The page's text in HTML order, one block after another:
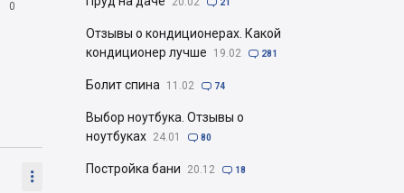
0

 21
Отзывы о кондиционерах. Какой
кондиционер лучше
19.02  281
Болит спина 11.02  74
Выбор ноутбука. Отзывы о
ноутбуках 24.01  80
Постройка бани 20.12  18